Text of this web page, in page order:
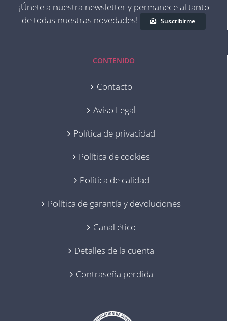
¡Únete a nuestra newsletter y permanece al tanto
de todas nuestras novedades!
Suscribirme
CONTENIDO
Contacto
Aviso Legal
Política de privacidad
Política de cookies
Política de calidad
Política de garantía y devoluciones
Canal ético
Detalles de la cuenta
Contraseña perdida